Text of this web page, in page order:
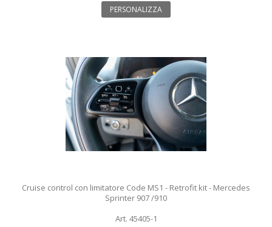
PERSONALIZZA
Cruise control con limitatore Code MS1 - Retrofit kit - Mercedes
Sprinter 907 /910
Art. 45405-1